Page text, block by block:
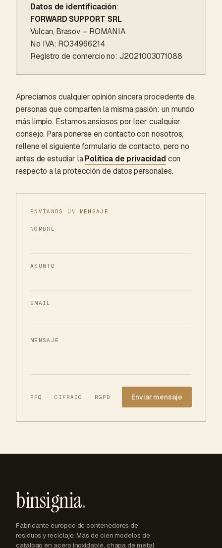
Datos de identificación:
FORWARD SUPPORT SRL
Vulcan, Brasov – ROMANIA
No IVA: RO34966214
Registro de comercio no: J2021003071088
Apreciamos cualquier opinión sincera procedente de
personas que comparten la misma pasión: un mundo
más limpio. Estamos ansiosos por leer cualquier
consejo. Para ponerse en contacto con nosotros,
rellene el siguiente formulario de contacto, pero no
antes de estudiar laPolítica de privacidad con
respecto a la protección de datos personales.
ENVÍANOS UN MENSAJE
NOMBRE
ASUNTO
EMAIL
MENSAJE
RFQ · CIFRADO · RGPD
binsignia.
Fabricante europeo de contenedores de
residuos y reciclaje. Más de cien modelos de
catálogo en acero inoxidable, chapa de metal